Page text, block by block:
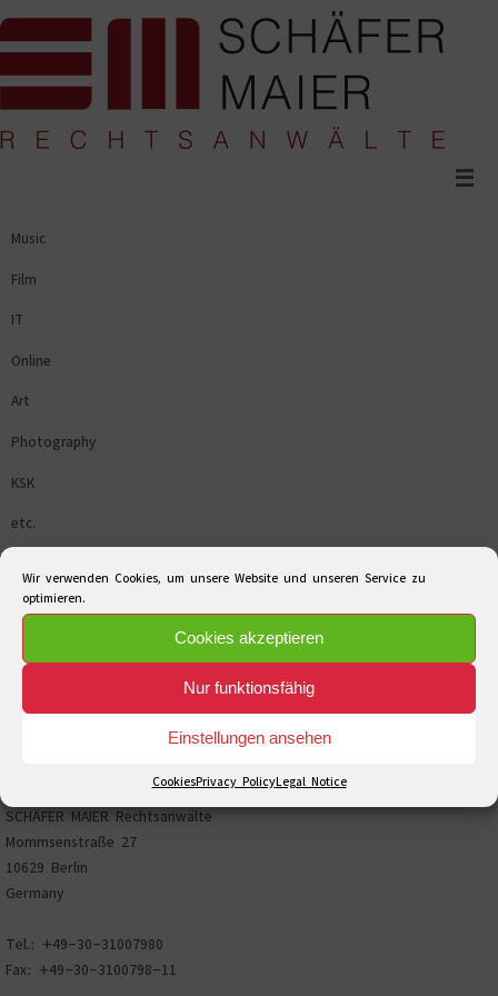
Wir verwenden Cookies, um unsere Website und unseren Service zu
optimieren.
Cookies akzeptieren
Nur funktionsfähig
Einstellungen ansehen
CookiesPrivacy PolicyLegal Notice
to
Music
Film
IT
Online
Art
Photography
KSK
etc.
for:
Search
SCHÄFER MAIER Rechtsanwälte
Mommsenstraße 27
10629 Berlin
Germany
Tel.: +49-30-31007980
Fax: +49-30-3100798-11